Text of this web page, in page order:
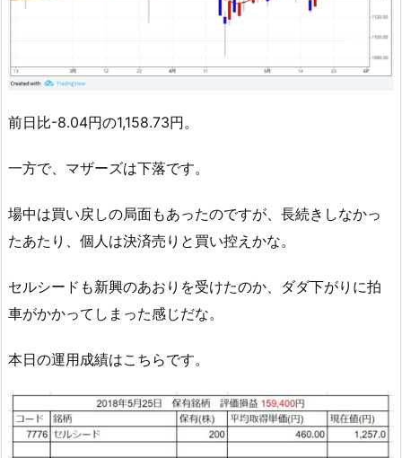
前日比-8.04円の1,158.73円。
一方で、マザーズは下落です。
場中は買い戻しの局面もあったのですが、長続きしなかっ
たあたり、個人は決済売りと買い控えかな。
セルシードも新興のあおりを受けたのか、ダダ下がりに拍
車がかかってしまった感じだな。
本日の運用成績はこちらです。